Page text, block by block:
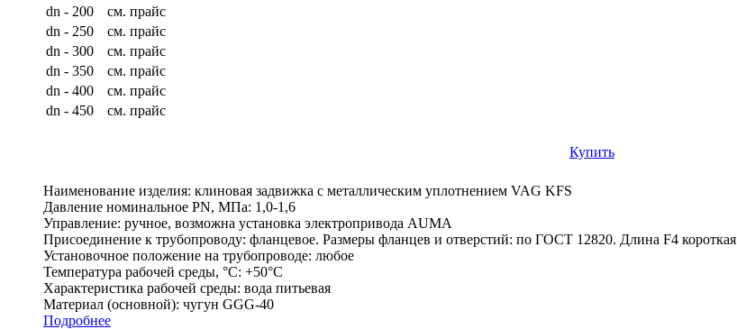
dn - 200
см. прайс
dn - 250
см. прайс
dn - 300
см. прайс
dn - 350
см. прайс
dn - 400
см. прайс
dn - 450
см. прайс
Купить
Наименование изделия: клиновая задвижка с металлическим уплотнением VAG KFS
Давление номинальное PN, МПа: 1,0-1,6
Управление: ручное, возможна установка электропривода AUMA
Присоединение к трубопроводу: фланцевое. Размеры фланцев и отверстий: по ГОСТ 12820. Длина F4 короткая
Установочное положение на трубопроводе: любое
Температура рабочей среды, °С: +50°C
Характеристика рабочей среды: вода питьевая
Материал (основной): чугун GGG-40
Подробнее